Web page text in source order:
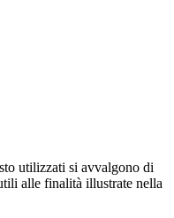
utilizzati si avvalgono di
alle finalità illustrate nella